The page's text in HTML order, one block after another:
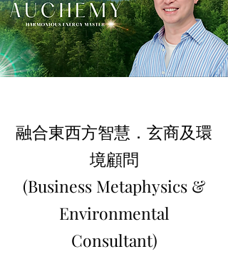
融合東西方智慧．玄商及環
境顧問
(Business Metaphysics &
Environmental
Consultant)